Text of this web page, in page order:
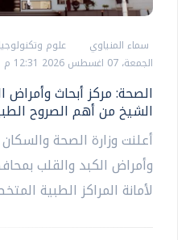
سماء المنياوي
علوم وتكنولوجيا
الجمعة، 07 اغسطس 2026 12:31 م
الصحة: مركز أبحاث وأمراض
الشيخ من أهم الصروح
أعلنت وزارة الصحة
وأمراض الكبد والقلب
لأمانة المراكز الطبية